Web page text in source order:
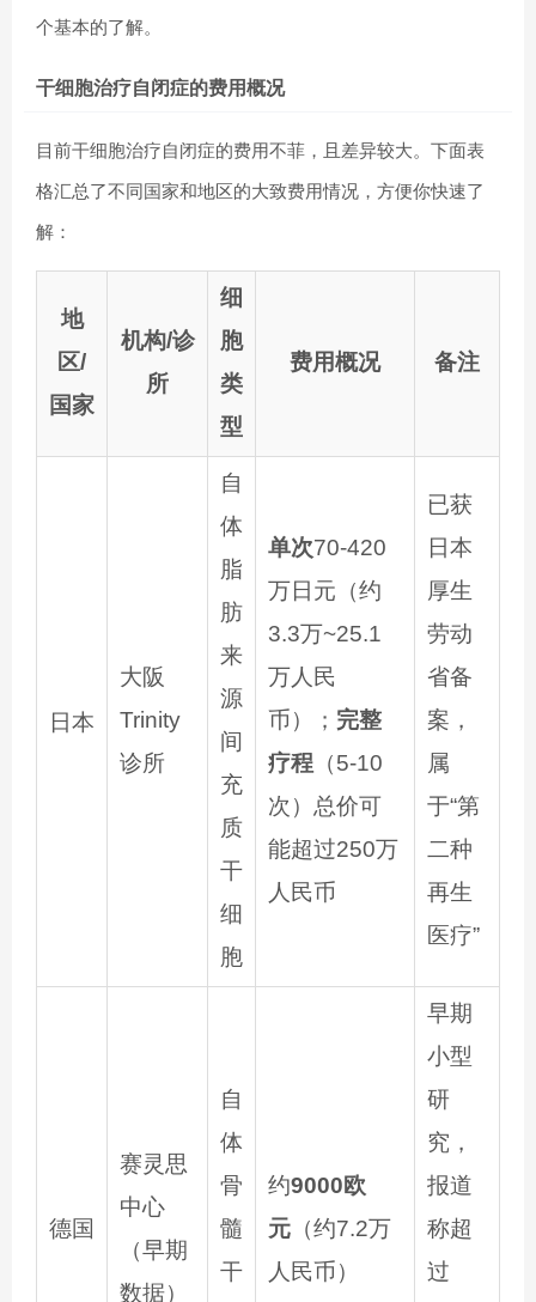
个基本的了解。
干细胞治疗自闭症的费用概况
目前干细胞治疗自闭症的费用不菲，且差异较大。下面表
格汇总了不同国家和地区的大致费用情况，方便你快速了
解：
地
区/
国家
机构/诊
所
细
胞
类
型
费用概况 备注
日本
大阪
Trinity
诊所
自
体
脂
肪
来
源
间
充
质
干
细
胞
单次70-420
万日元（约
3.3万~25.1
万人民
币）； 完整
疗程 （5-10
次）总价可
能超过250万
人民币
已获
日本
厚生
劳动
省备
案，
属
于“第
二种
再生
医疗”
德国
赛灵思
中心
（早期
数据）
自
体
骨
髓
干
约9000欧
元 （约7.2万
人民币）
早期
小型
研
究，
报道
称超
过